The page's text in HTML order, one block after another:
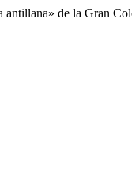
de la Gran